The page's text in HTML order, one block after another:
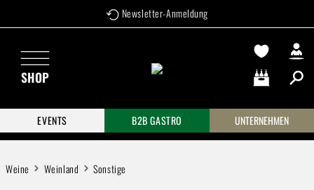
Zum Hauptinhalt springen Newsletter-Anmeldung
SHOP
Warenkorb
EVENTS
B2B GASTRO UNTERNEHMEN
Weine Weinland Sonstige